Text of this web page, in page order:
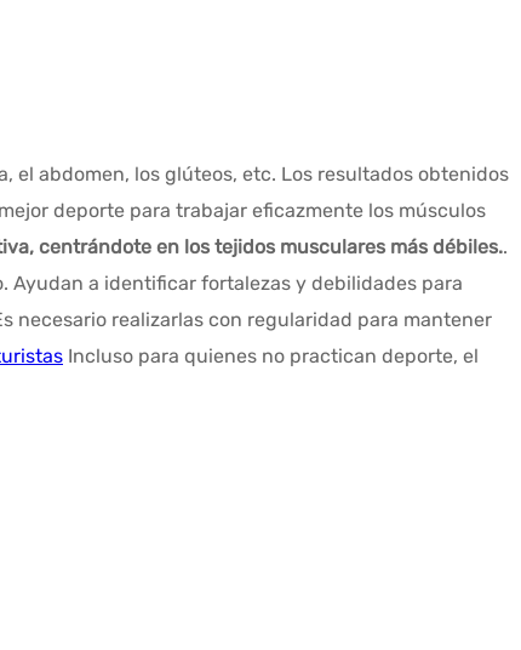
el abdomen, los glúteos, etc. Los resultados obtenidos
deporte para trabajar eficazmente los músculos
centrándote en los tejidos musculares más débiles..
a identificar fortalezas y debilidades para
necesario realizarlas con regularidad para mantener
Incluso para quienes no practican deporte, el